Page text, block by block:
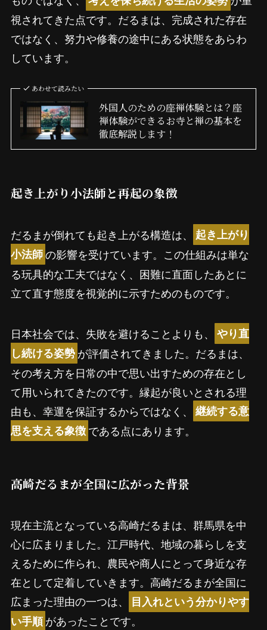
視されてきた点です。だるまは、完成された存在
ではなく、努力や修養の途中にある状態をあらわ
しています。
あわせて読みたい
外国人のための座禅体験とは？座
禅体験ができるお寺と禅の基本を
徹底解説します！
起き上がり小法師と再起の象徴
だるまが倒れても起き上がる構造は、
起き上がり
小法師の影響を受けています。この仕組みは単な
る玩具的な工夫ではなく、困難に直面したあとに
立て直す態度を視覚的に示すためのものです。
日本社会では、失敗を避けることよりも、
やり直
し続ける姿勢が評価されてきました。だるまは、
その考え方を日常の中で思い出すための存在とし
て用いられてきたのです。縁起が良いとされる理
由も、幸運を保証するからではなく、
継続する意
思を支える象徴である点にあります。
高崎だるまが全国に広がった背景
現在主流となっている高崎だるまは、群馬県を中
心に広まりました。江戸時代、地域の暮らしを支
えるために作られ、農民や商人にとって身近な存
在として定着していきます。高崎だるまが全国に
広まった理由の一つは、
目入れという分かりやす
い手順があったことです。